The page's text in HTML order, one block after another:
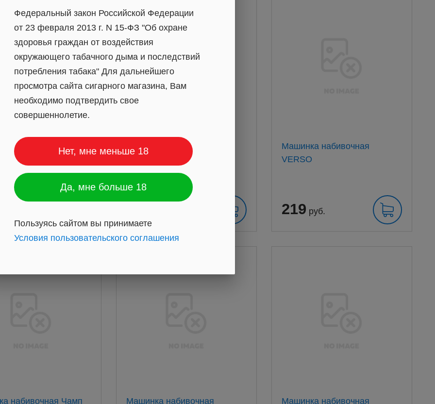
набивочная S&B
Машинка набивочная S&B
Машинка набивочная
VERSO
219 руб.
набивочная Чамп
Машинка набивочная
Машинка набивочная
Федеральный закон Российской Федерации
от 23 февраля 2013 г. N 15-ФЗ "Об охране
здоровья граждан от воздействия
окружающего табачного дыма и последствий
потребления табака" Для дальнейшего
просмотра сайта сигарного магазина, Вам
необходимо подтвердить свое
совершеннолетие.
Нет, мне меньше 18
Да, мне больше 18
Пользуясь сайтом вы принимаете
Условия пользовательского соглашения